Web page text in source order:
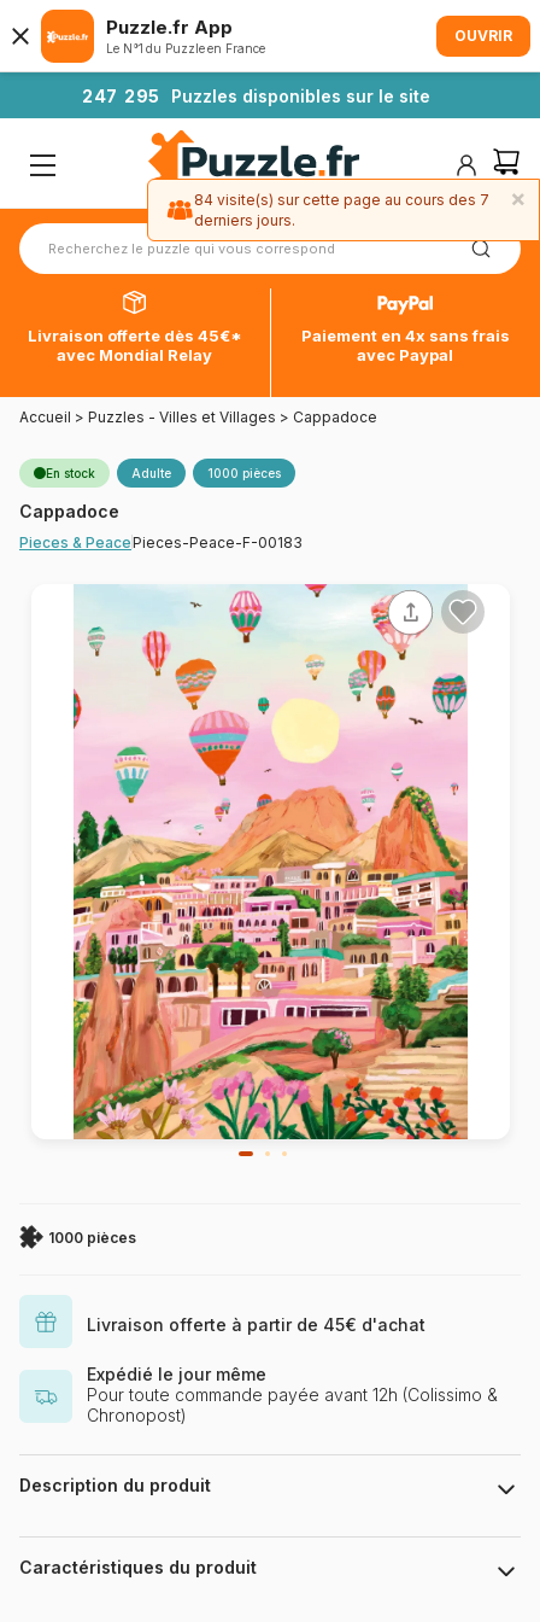
247 295 Puzzles disponibles sur le site
Livraison offerte dès 45€*
avec Mondial Relay
Paiement en 4x sans frais
avec Paypal
Accueil > Puzzles - Villes et Villages > Cappadoce
En stock Adulte 1000 pièces
Cappadoce
Pieces & PeacePieces-Peace-F-00183
1000 pièces
Livraison offerte à partir de 45€ d'achat
Expédié le jour même
Pour toute commande payée avant 12h (Colissimo &
Chronopost)
Description du produit
Millie Putland
Was ist das Besondere an den Puzzles von Pieces & Peace?
Die Puzzles werden vollständig in Frankreich entwickelt und
Caractéristiques du produit
Puzzle.fr App
Le N°1 du Puzzle en France
OUVRIR
×
84 visite(s) sur cette page au cours des 7
derniers jours.